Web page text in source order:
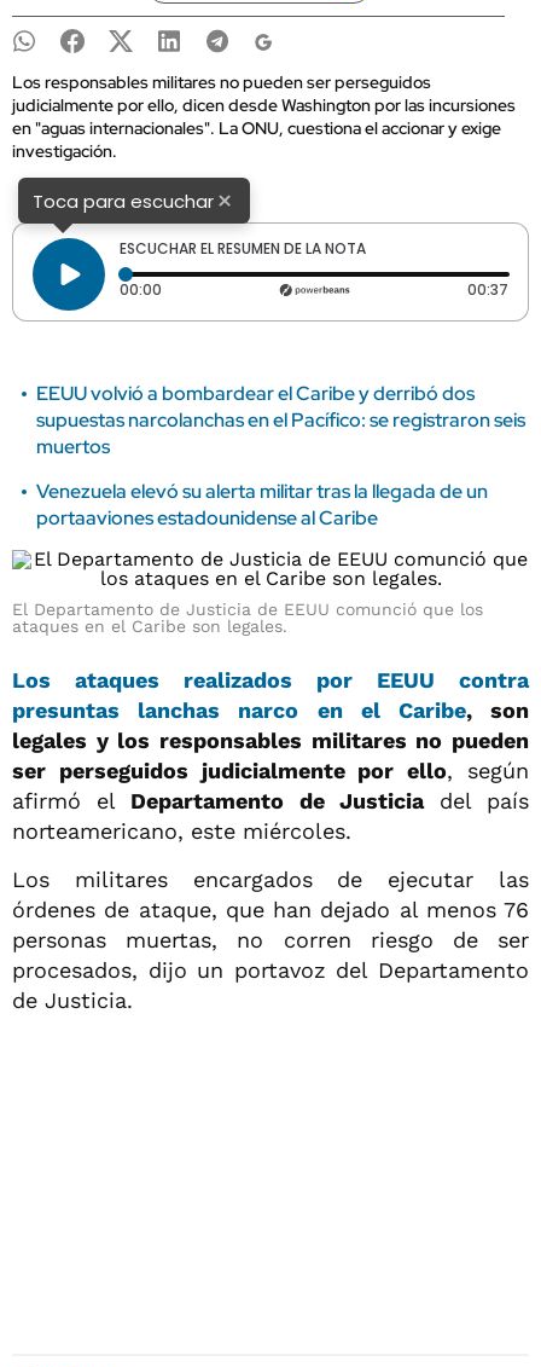
Los responsables militares no pueden ser perseguidos
judicialmente por ello, dicen desde Washington por las incursiones
en "aguas internacionales". La ONU, cuestiona el accionar y exige
investigación.
Toca para escuchar×
ESCUCHAR EL RESUMEN DE LA NOTA
00:00 Tiempo transcurrido: 0 segundos 00:37
EEUU volvió a bombardear el Caribe y derribó dos
supuestas narcolanchas en el Pacífico: se registraron seis
muertos
Venezuela elevó su alerta militar tras la llegada de un
portaaviones estadounidense al Caribe
El Departamento de Justicia de EEUU comunció que los
ataques en el Caribe son legales.
Los ataques realizados por EEUU contra
presuntas lanchas narco en el Caribe, son
legales y los responsables militares no pueden
ser perseguidos judicialmente por ello, según
afirmó el Departamento de Justiciadel país
norteamericano, este miércoles.
Los militares encargados de ejecutar las
órdenes de ataque, que han dejado al menos 76
personas muertas, no corren riesgo de ser
procesados, dijo un portavoz del Departamento
de Justicia.